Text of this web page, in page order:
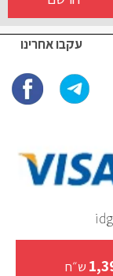
ש״ח
עקבו אחרינו